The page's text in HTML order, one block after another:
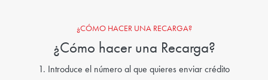
¿CÓMO HACER UNA RECARGA?
¿Cómo hacer una Recarga?
1. Introduce el número al que quieres enviar crédito